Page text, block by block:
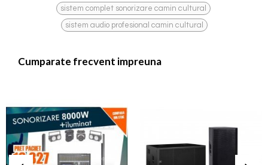
sistem complet sonorizare camin cultural ,
sistem audio profesional camin cultural
Cumparate frecvent impreuna